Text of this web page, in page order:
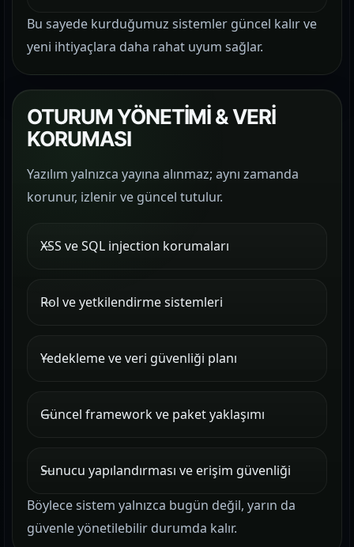
Bu sayede kurduğumuz sistemler güncel kalır ve
yeni ihtiyaçlara daha rahat uyum sağlar.
OTURUM YÖNETİMİ & VERİ
KORUMASI
Yazılım yalnızca yayına alınmaz; aynı zamanda
korunur, izlenir ve güncel tutulur.
XSS ve SQL injection korumaları
Rol ve yetkilendirme sistemleri
Yedekleme ve veri güvenliği planı
Güncel framework ve paket yaklaşımı
Sunucu yapılandırması ve erişim güvenliği
Böylece sistem yalnızca bugün değil, yarın da
güvenle yönetilebilir durumda kalır.